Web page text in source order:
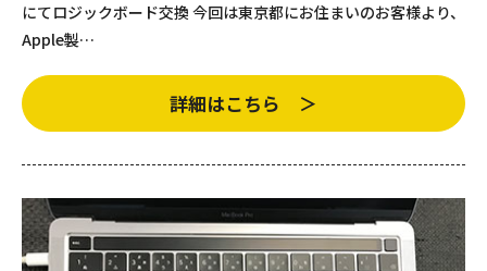
にてロジックボード交換 今回は東京都にお住まいのお客様より、
Apple製…
詳細はこちら ＞